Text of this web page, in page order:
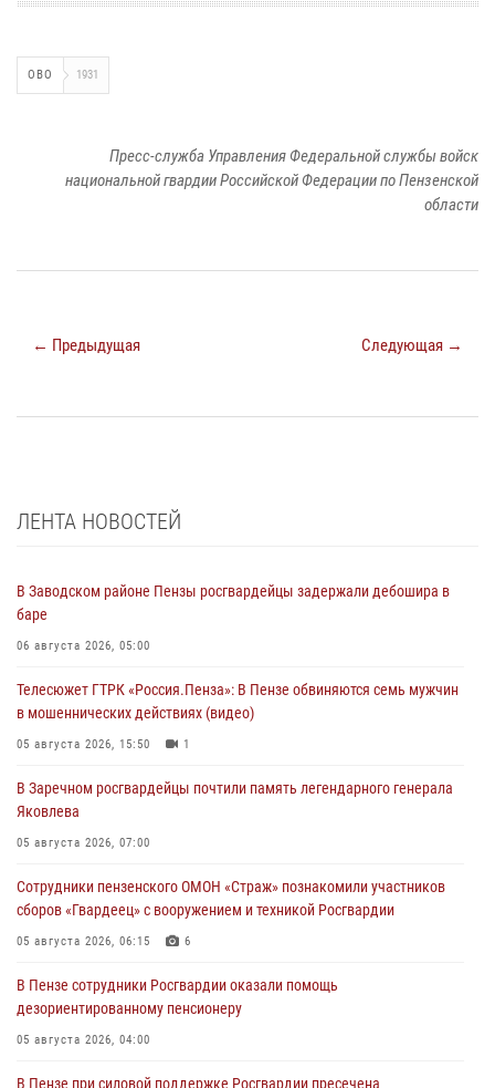
ОВО 1931
Пресс-служба Управления Федеральной службы войск
национальной гвардии Российской Федерации по Пензенской
области
← Предыдущая Следующая →
ЛЕНТА НОВОСТЕЙ
В Заводском районе Пензы росгвардейцы задержали дебошира в
баре
06 августа 2026, 05:00
Телесюжет ГТРК «Россия.Пенза»: В Пензе обвиняются семь мужчин
в мошеннических действиях (видео)
05 августа 2026, 15:50 1
В Заречном росгвардейцы почтили память легендарного генерала
Яковлева
05 августа 2026, 07:00
Сотрудники пензенского ОМОН «Страж» познакомили участников
сборов «Гвардеец» с вооружением и техникой Росгвардии
05 августа 2026, 06:15 6
В Пензе сотрудники Росгвардии оказали помощь
дезориентированному пенсионеру
05 августа 2026, 04:00
В Пензе при силовой поддержке Росгвардии пресечена